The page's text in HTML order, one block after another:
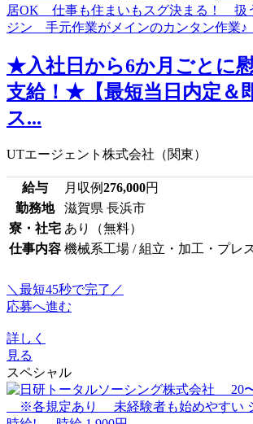
★入社日から6か月ごとに
支給！★【最短当日内定＆
ス...
UTエージェント株式会社（関東）
給与 月収例276,000円
勤務地
滋賀県 長浜市
寮・社宅 あり（無料）
仕事内容 機械系工場 / 組立・加工・プレ
＼最短45秒で完了／
応募へ進む
詳しく
見る
スペシャル